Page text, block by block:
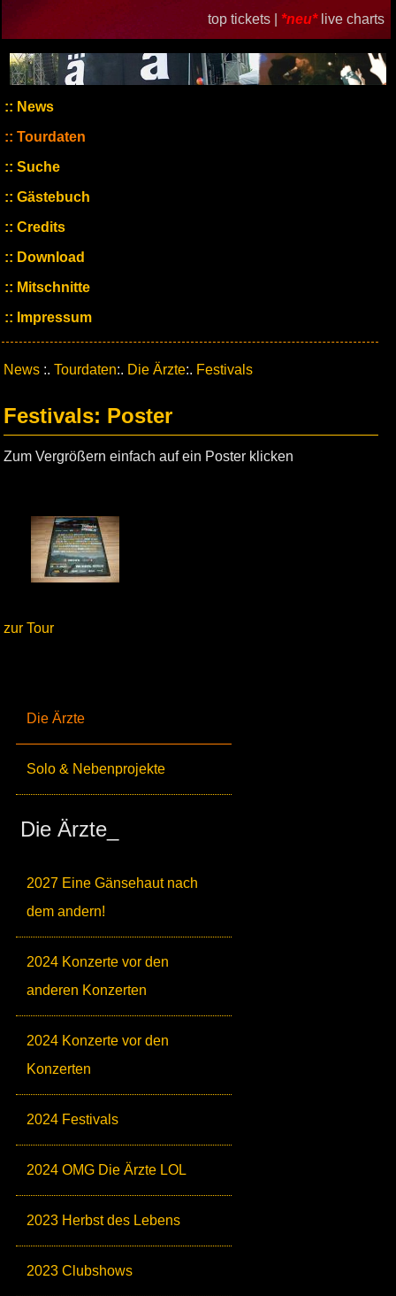
top tickets | *neu* live charts
News
Tourdaten
Suche
Gästebuch
Credits
Download
Mitschnitte
Impressum
Die Ärzte
Solo & Nebenprojekte
Die Ärzte_
2027 Eine Gänsehaut nach
dem andern!
2024 Konzerte vor den
anderen Konzerten
2024 Konzerte vor den
Konzerten
2024 Festivals
2024 OMG Die Ärzte LOL
2023 Herbst des Lebens
2023 Clubshows
News :. Tourdaten:. Die Ärzte:. Festivals
Festivals: Poster
Zum Vergrößern einfach auf ein Poster klicken
zur Tour